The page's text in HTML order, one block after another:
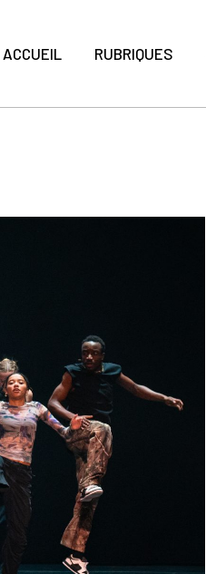
ACCUEIL RUBRIQUES